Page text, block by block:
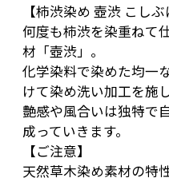
【柿渋染め 壺渋 こしぶ
何度も柿渋を染重ねて
材「壺渋」。
化学染料で染めた均一
けて染め洗い加工を施
艶感や風合いは独特で
成っていきます。
【ご注意】
天然草木染め素材の特